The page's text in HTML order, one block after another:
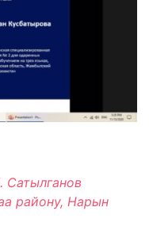
Сатылганов
району, Нарын